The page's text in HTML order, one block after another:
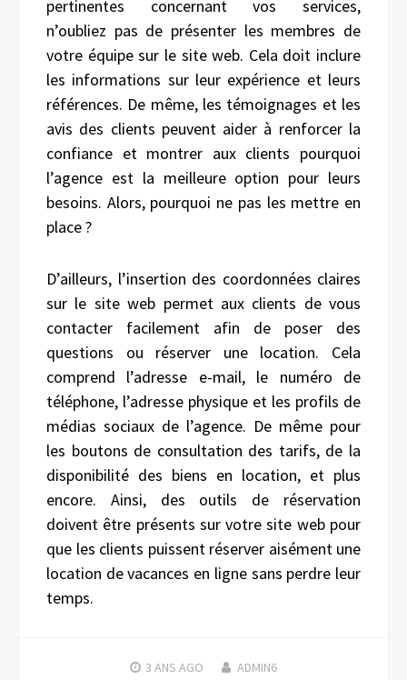
pertinentes concernant vos services,
n’oubliez pas de présenter les membres de
votre équipe sur le site web. Cela doit inclure
les informations sur leur expérience et leurs
références. De même, les témoignages et les
avis des clients peuvent aider à renforcer la
confiance et montrer aux clients pourquoi
l’agence est la meilleure option pour leurs
besoins. Alors, pourquoi ne pas les mettre en
place ?
D’ailleurs, l’insertion des coordonnées claires
sur le site web permet aux clients de vous
contacter facilement afin de poser des
questions ou réserver une location. Cela
comprend l’adresse e-mail, le numéro de
téléphone, l’adresse physique et les profils de
médias sociaux de l’agence. De même pour
les boutons de consultation des tarifs, de la
disponibilité des biens en location, et plus
encore. Ainsi, des outils de réservation
doivent être présents sur votre site web pour
que les clients puissent réserver aisément une
location de vacances en ligne sans perdre leur
temps.
3 ANS AGO ADMIN6